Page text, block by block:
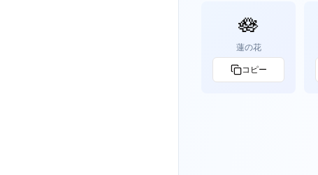
🪷
蓮の花
コピー